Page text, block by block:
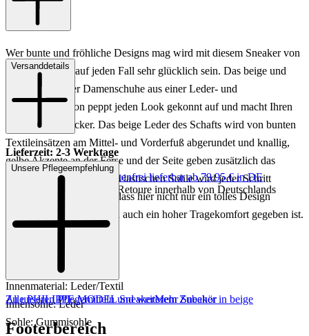
Wer bunte und fröhliche Designs mag wird mit diesem Sneaker von
Philippe Model auf jeden Fall sehr glücklich sein. Das beige und
bunte Design der Damenschuhe aus einer Leder- und
Textilkombination peppt jeden Look gekonnt auf und macht Ihren
Fuß zum Hingucker. Das beige Leder des Schafts wird von bunten
Textileinsätzen am Mittel- und Vorderfuß abgerundet und knallig,
gelbe Akzente an der Ferse und der Seite geben zusätzlich das
gewisse Etwas. Dank der elastischen Sohle wird jeder Schritt
wunderbar abgefedert, sodass hier nicht nur ein tolles Design
überzeugen kann, sondern auch ein hoher Tragekomfort gegeben ist.
Material: Leder/Textil
Innenmaterial: Leder/Textil
Innensohle: Leder
Sohle: Gummisohle
Versanddetails
Lieferzeit: 2-3 Werktage
Keine Versandkosten:
kostenfrei lieferbar ab 79,95 € in DE
Einfache und Kostenlose Retoure innerhalb von Deutschlands
Unsere Pflegeempfehlung
Zu unseren Pflegemitteln und weiterem Zubehör
Alle PHILIPPE MODEL SneakerMehr Sneaker in beige
Footerbereich